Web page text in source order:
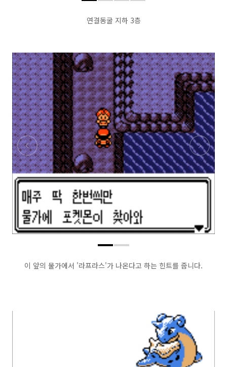
연결동굴 지하 3층
이 앞의 물가에서 '라프라스'가 나온다고 하는 힌트를 줍니다.